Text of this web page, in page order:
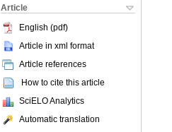
Article
English (pdf)
Article in xml format
Article references
How to cite this article
SciELO Analytics
Automatic translation